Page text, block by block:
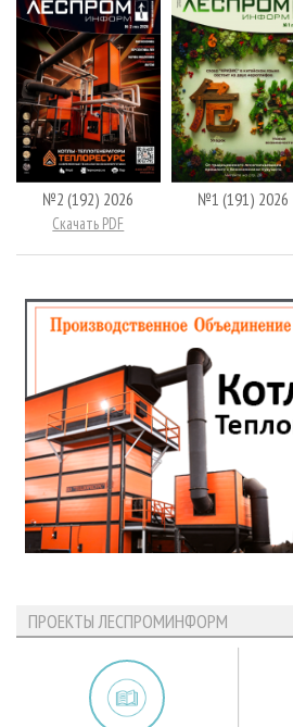
№2 (192) 2026
Скачать PDF
№1 (191) 2026
ПРОЕКТЫ ЛЕСПРОМИНФОРМ